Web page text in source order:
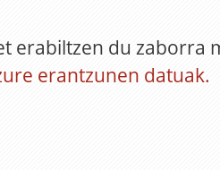
erabiltzen du zaborra
erantzunen datuak.